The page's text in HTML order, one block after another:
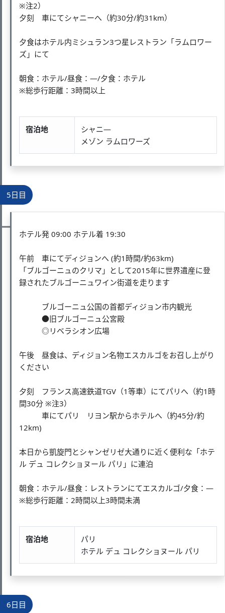
※注2）
夕刻 車にてシャニーへ（約30分/約31km）
夕食はホテル内ミシュラン3つ星レストラン「ラムロワー
ズ」にて
朝食：ホテル/昼食：―/夕食：ホテル
※総歩行距離：3時間以上
宿泊地
シャニ―
メゾン ラムロワーズ
5日目
ホテル発 09:00 ホテル着 19:30
午前 車にてディジョンへ (約1時間/約63km)
「ブルゴーニュのクリマ」として2015年に世界遺産に登
録されたブルゴーニュワイン街道を走ります
ブルゴーニュ公国の首都ディジョン市内観光
●旧ブルゴーニュ公宮殿
◎リベラシオン広場
午後 昼食は、ディジョン名物エスカルゴをお召し上がり
ください
夕刻 フランス高速鉄道TGV（1等車）にてパリへ（約1時
間30分 ※注3）
車にてパリ リヨン駅からホテルへ（約45分/約
12km)
本日から凱旋門とシャンゼリゼ大通りに近く便利な「ホテ
ル デュ コレクショヌール パリ」に連泊
朝食：ホテル/昼食：レストランにてエスカルゴ/夕食：―
※総歩行距離：2時間以上3時間未満
宿泊地
パリ
ホテル デュ コレクショヌール パリ
6日目